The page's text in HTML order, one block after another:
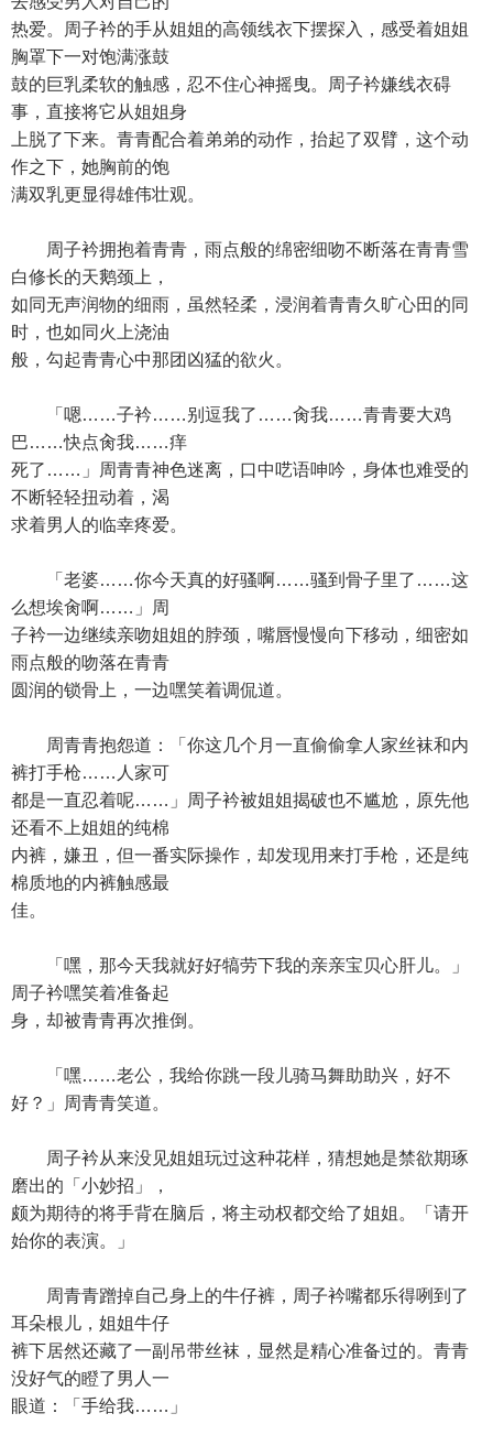
热爱。周子衿的手从姐姐的高领线衣下摆探入，感受着姐姐
胸罩下一对饱满涨鼓
鼓的巨乳柔软的触感，忍不住心神摇曳。周子衿嫌线衣碍
事，直接将它从姐姐身
上脱了下来。青青配合着弟弟的动作，抬起了双臂，这个动
作之下，她胸前的饱
满双乳更显得雄伟壮观。
周子衿拥抱着青青，雨点般的绵密细吻不断落在青青雪
白修长的天鹅颈上，
如同无声润物的细雨，虽然轻柔，浸润着青青久旷心田的同
时，也如同火上浇油
般，勾起青青心中那团凶猛的欲火。
「嗯……子衿……别逗我了……肏我……青青要大鸡
巴……快点肏我……痒
死了……」周青青神色迷离，口中呓语呻吟，身体也难受的
不断轻轻扭动着，渴
求着男人的临幸疼爱。
「老婆……你今天真的好骚啊……骚到骨子里了……这
么想埃肏啊……」周
子衿一边继续亲吻姐姐的脖颈，嘴唇慢慢向下移动，细密如
雨点般的吻落在青青
圆润的锁骨上，一边嘿笑着调侃道。
周青青抱怨道：「你这几个月一直偷偷拿人家丝袜和内
裤打手枪……人家可
都是一直忍着呢……」周子衿被姐姐揭破也不尴尬，原先他
还看不上姐姐的纯棉
内裤，嫌丑，但一番实际操作，却发现用来打手枪，还是纯
棉质地的内裤触感最
佳。
「嘿，那今天我就好好犒劳下我的亲亲宝贝心肝儿。」
周子衿嘿笑着准备起
身，却被青青再次推倒。
「嘿……老公，我给你跳一段儿骑马舞助助兴，好不
好？」周青青笑道。
周子衿从来没见姐姐玩过这种花样，猜想她是禁欲期琢
磨出的「小妙招」，
颇为期待的将手背在脑后，将主动权都交给了姐姐。「请开
始你的表演。」
周青青蹭掉自己身上的牛仔裤，周子衿嘴都乐得咧到了
耳朵根儿，姐姐牛仔
裤下居然还藏了一副吊带丝袜，显然是精心准备过的。青青
没好气的瞪了男人一
眼道：「手给我……」